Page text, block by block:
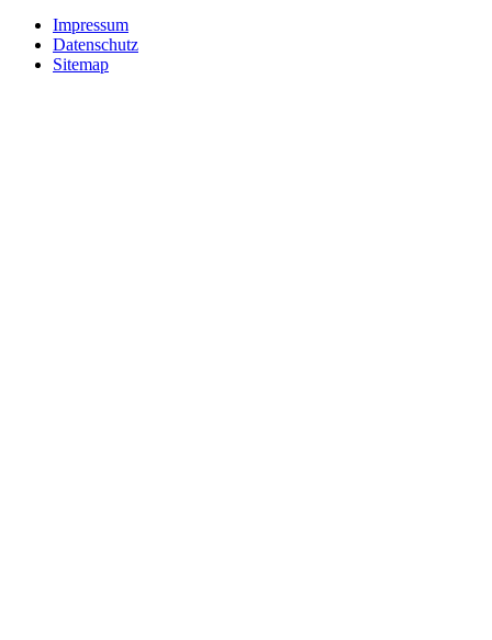
Impressum
Datenschutz
Sitemap